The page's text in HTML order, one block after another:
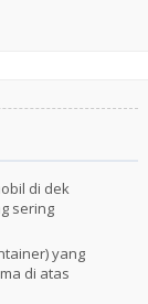
di dek
sering
yang
di atas